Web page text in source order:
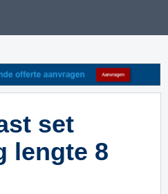
set
lengte 8